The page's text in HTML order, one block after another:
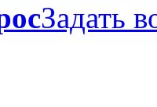
Задать